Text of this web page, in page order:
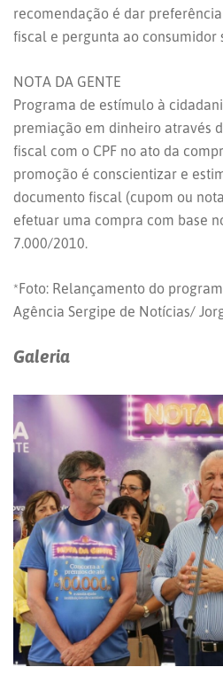
recomendação é dar
fiscal e pergunta ao consumidor
NOTA DA GENTE
Programa de estímulo à
premiação em dinheiro através
fiscal com o CPF no ato da
promoção é conscientizar e
documento fiscal (cupom ou
efetuar uma compra com base
7.000/2010.
*Foto: Relançamento do
Agência Sergipe de Notícias/
Galeria